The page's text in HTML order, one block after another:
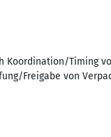
Koordination/Timing
Freigabe von